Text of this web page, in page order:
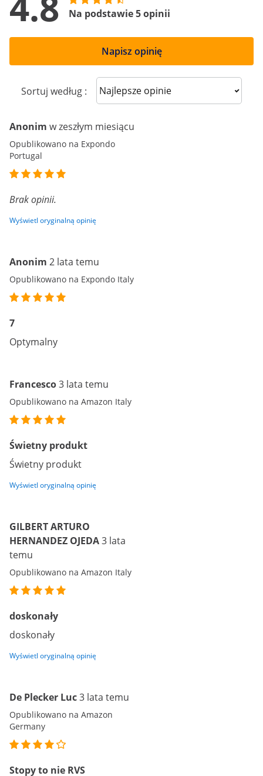
Na podstawie 5 opinii
Napisz opinię
Sortuj według : Sort reviews
Anonim w zeszłym miesiącu
Opublikowano na Expondo
Portugal
Brak opinii.
Wyświetl oryginalną opinię
Anonim 2 lata temu
Opublikowano na Expondo Italy
7
Optymalny
Francesco3 lata temu
Opublikowano na Amazon Italy
Świetny produkt
Świetny produkt
Wyświetl oryginalną opinię
GILBERT ARTURO
HERNANDEZ OJEDA3 lata
temu
Opublikowano na Amazon Italy
doskonały
doskonały
Wyświetl oryginalną opinię
De Plecker Luc3 lata temu
Opublikowano na Amazon
Germany
Stopy to nie RVS